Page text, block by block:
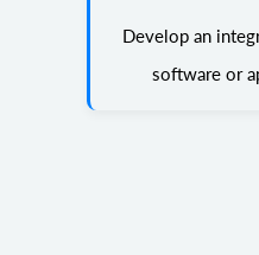
Develop an
software or